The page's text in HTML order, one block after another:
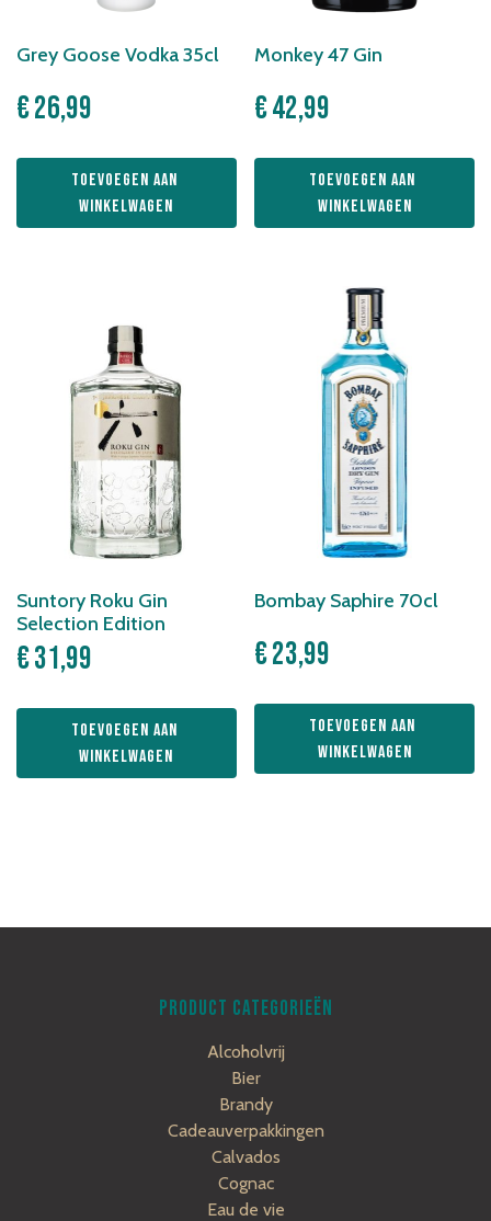
Grey Goose Vodka 35cl
€26,99
Toevoegen aan
winkelwagen
Monkey 47 Gin
€42,99
Toevoegen aan
winkelwagen
Suntory Roku Gin
Selection Edition
€31,99
Toevoegen aan
winkelwagen
Bombay Saphire 70cl
€23,99
Toevoegen aan
winkelwagen
PRODUCT CATEGORIEËN
Alcoholvrij
Bier
Brandy
Cadeauverpakkingen
Calvados
Cognac
Eau de vie